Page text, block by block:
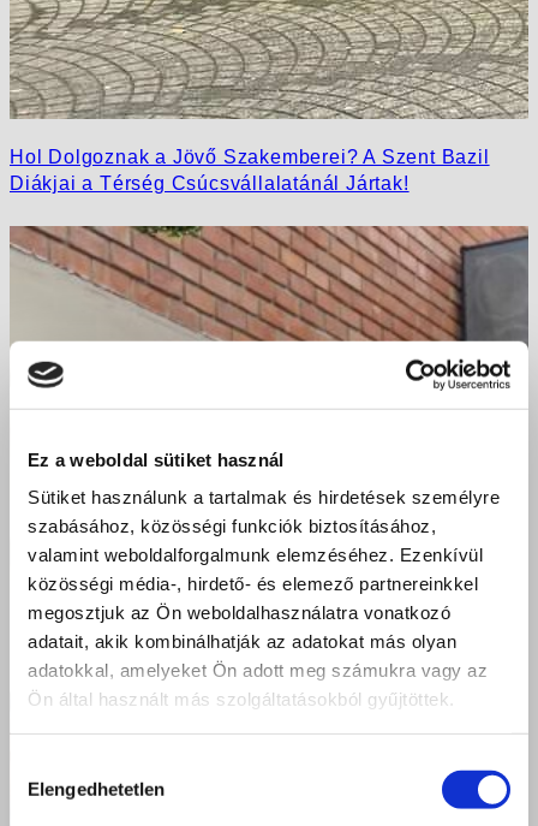
Ez a weboldal sütiket használ
Sütiket használunk a tartalmak és hirdetések személyre
szabásához, közösségi funkciók biztosításához,
valamint weboldalforgalmunk elemzéséhez. Ezenkívül
közösségi média-, hirdető- és elemező partnereinkkel
megosztjuk az Ön weboldalhasználatra vonatkozó
adatait, akik kombinálhatják az adatokat más olyan
adatokkal, amelyeket Ön adott meg számukra vagy az
Ön által használt más szolgáltatásokból gyűjtöttek.
kiválasztása
Elengedhetetlen
Hol Dolgoznak a Jövő Szakemberei? A Szent Bazil
Diákjai a Térség Csúcsvállalatánál Jártak!